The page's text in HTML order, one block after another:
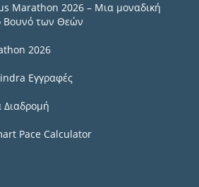
Marathon 2026 – Μια μοναδική
Βουνό των Θεών
2026
Εγγραφές
Pace Calculator